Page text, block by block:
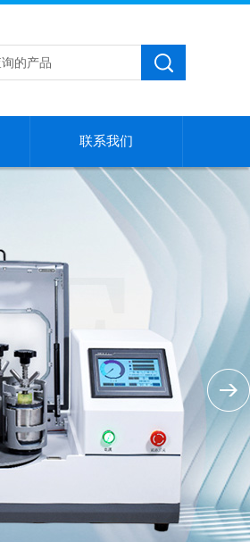
联系我们